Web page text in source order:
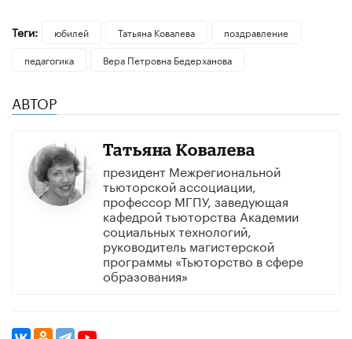
Теги: юбилей Татьяна Ковалева
поздравление
педагогика
Вера Петровна Бедерханова
АВТОР
Татьяна Ковалева
президент Межрегиональной
тьюторской ассоциации,
профессор МГПУ, заведующая
кафедрой тьюторства Академии
социальных технологий,
руководитель магистерской
программы «Тьюторство в сфере
образования»